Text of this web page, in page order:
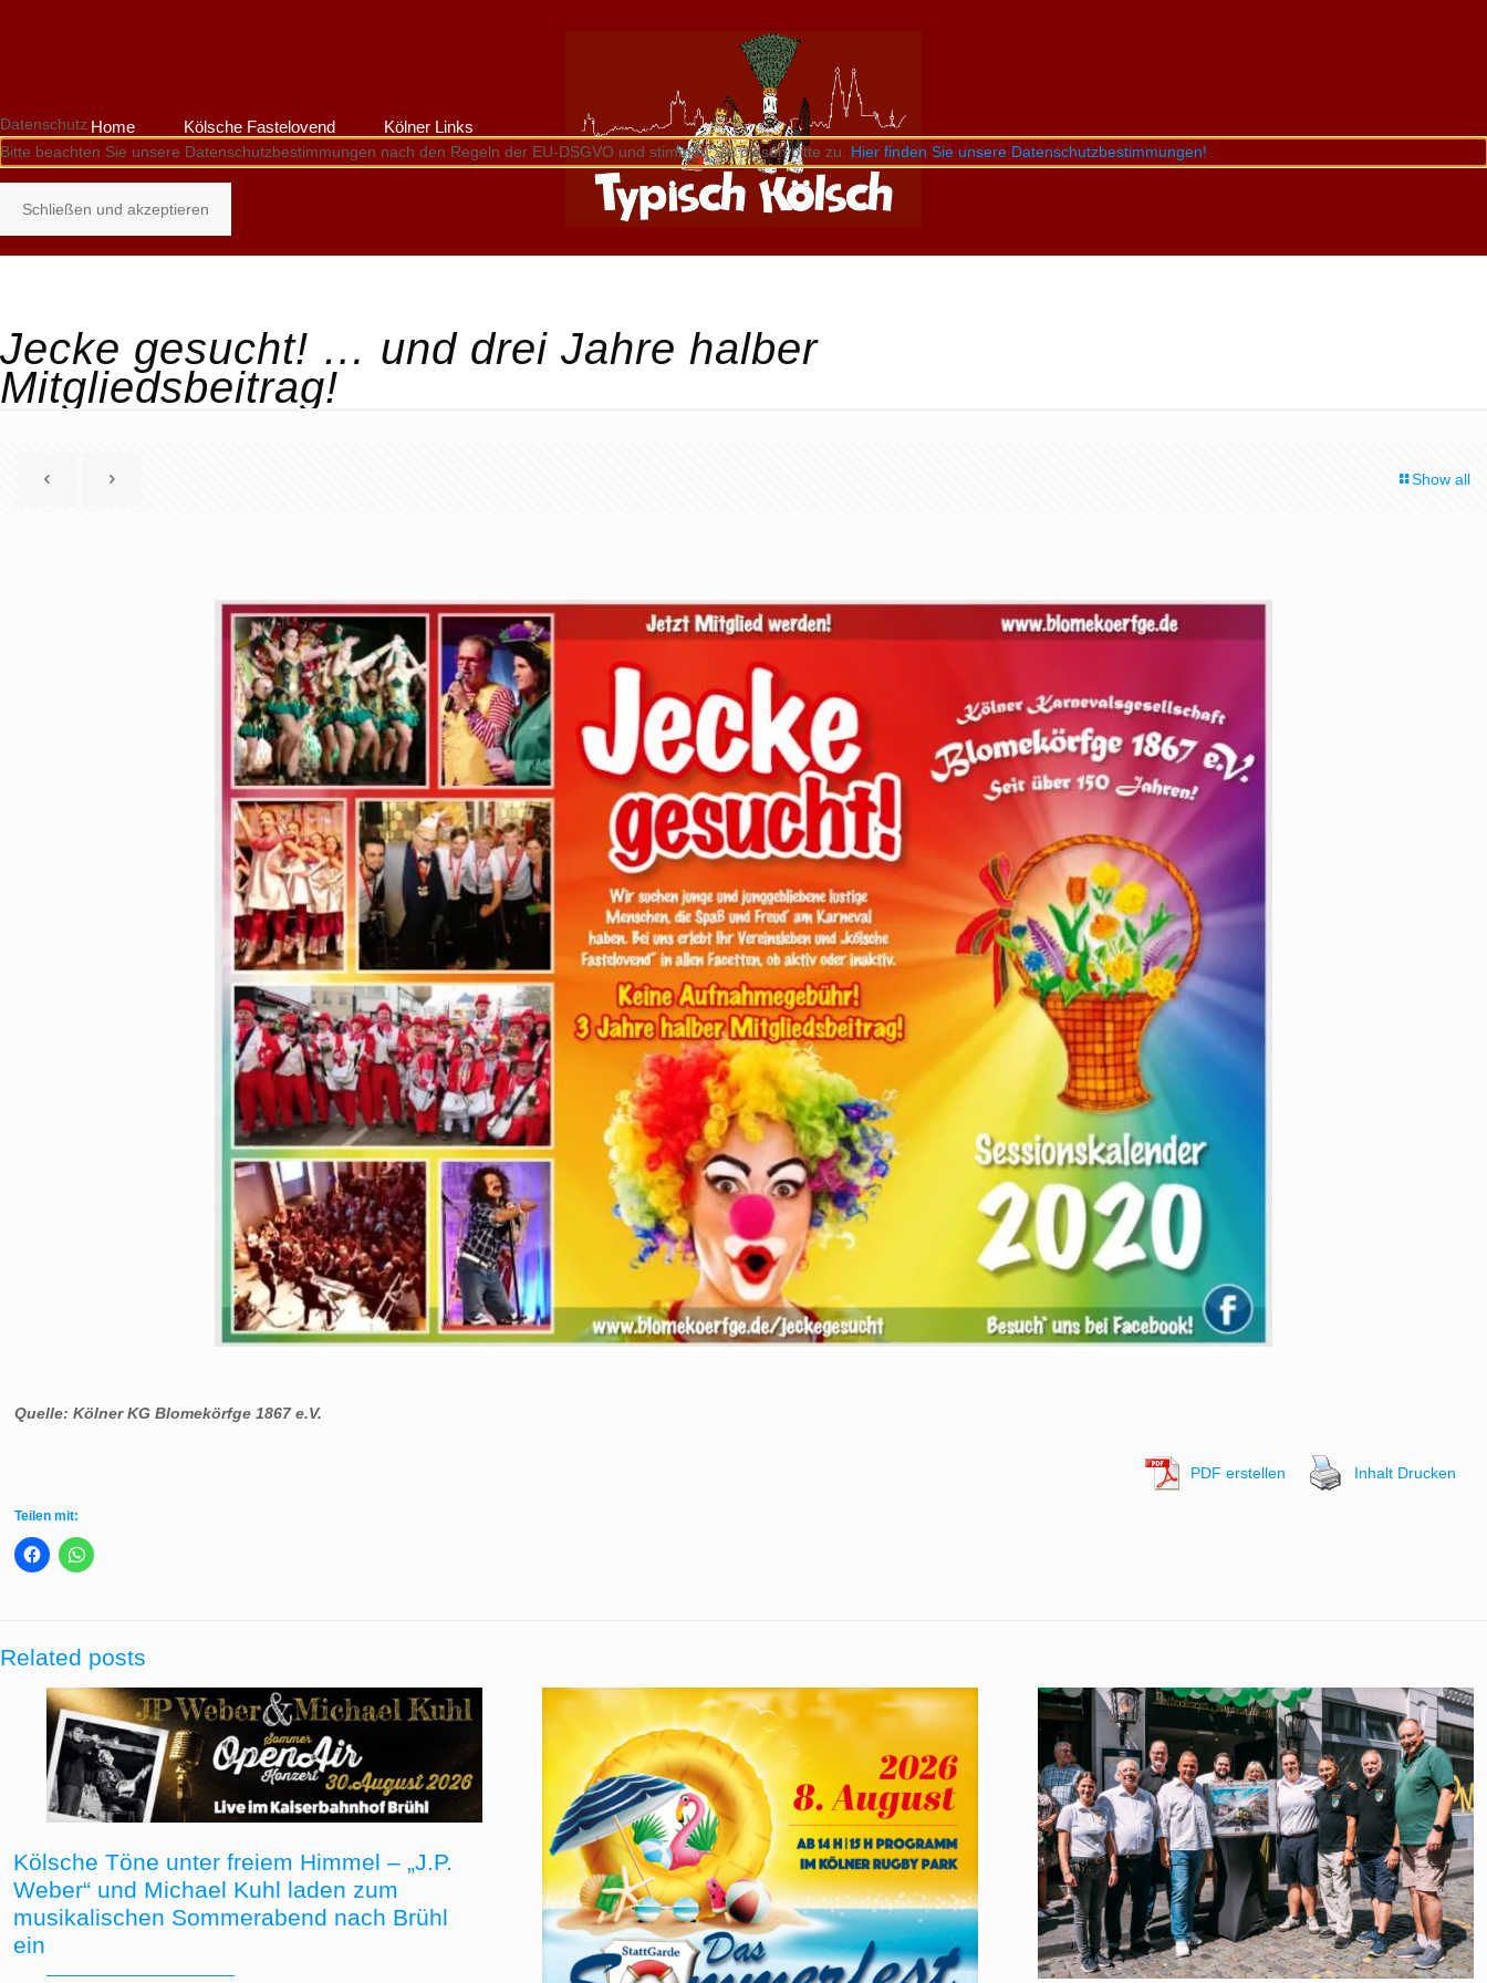
Home Kölsche Fastelovend Kölner Links
Jecke gesucht! … und drei Jahre halber
Mitgliedsbeitrag!
Show all
Quelle: Kölner KG Blomekörfge 1867 e.V.
PDF erstellen Inhalt Drucken
Teilen mit:
Related posts
Kölsche Töne unter freiem Himmel – „J.P.
Weber“ und Michael Kuhl laden zum
musikalischen Sommerabend nach Brühl
ein
Datenschutz
Bitte beachten Sie unsere Datenschutzbestimmungen nach den Regeln der EU-DSGVO und stimmen Sie diesen bitte zu. Hier finden Sie unsere Datenschutzbestimmungen!
Schließen und akzeptieren